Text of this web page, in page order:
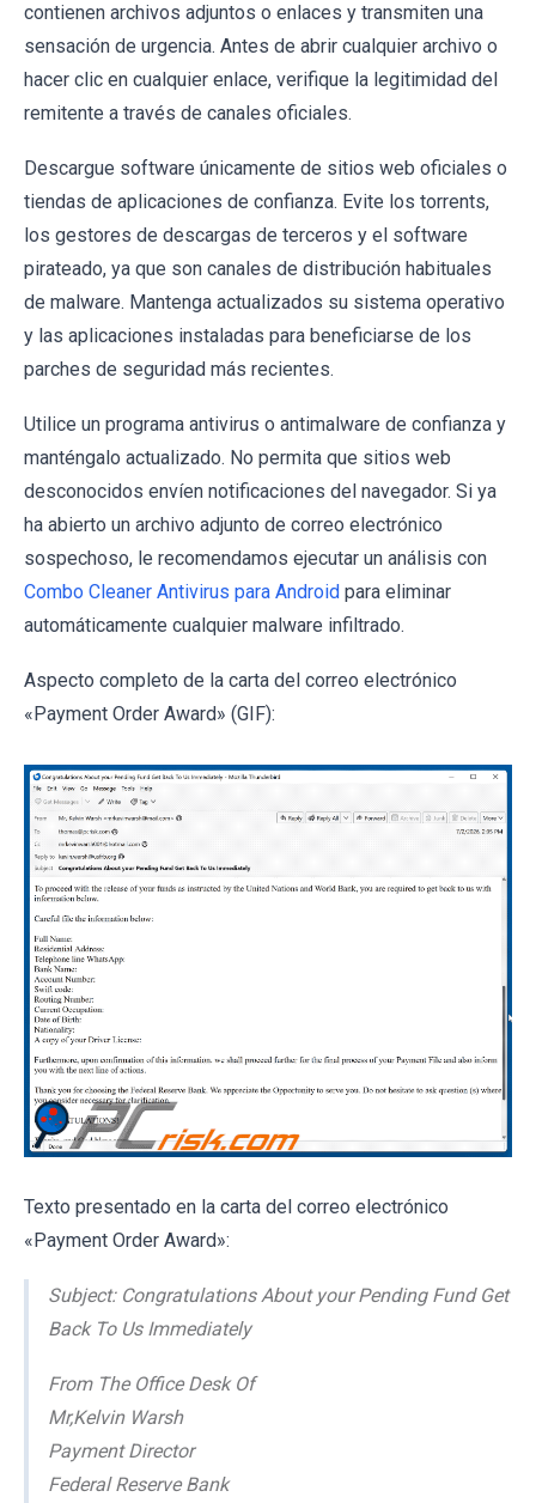
contienen archivos adjuntos o enlaces y transmiten una
sensación de urgencia. Antes de abrir cualquier archivo o
hacer clic en cualquier enlace, verifique la legitimidad del
remitente a través de canales oficiales.
Descargue software únicamente de sitios web oficiales o
tiendas de aplicaciones de confianza. Evite los torrents,
los gestores de descargas de terceros y el software
pirateado, ya que son canales de distribución habituales
de malware. Mantenga actualizados su sistema operativo
y las aplicaciones instaladas para beneficiarse de los
parches de seguridad más recientes.
Utilice un programa antivirus o antimalware de confianza y
manténgalo actualizado. No permita que sitios web
desconocidos envíen notificaciones del navegador. Si ya
ha abierto un archivo adjunto de correo electrónico
sospechoso, le recomendamos ejecutar un análisis con
Combo Cleaner Antivirus para Android para eliminar
automáticamente cualquier malware infiltrado.
Aspecto completo de la carta del correo electrónico
«Payment Order Award» (GIF):
Texto presentado en la carta del correo electrónico
«Payment Order Award»:
Subject: Congratulations About your Pending Fund Get
Back To Us Immediately
From The Office Desk Of
Mr,Kelvin Warsh
Payment Director
Federal Reserve Bank